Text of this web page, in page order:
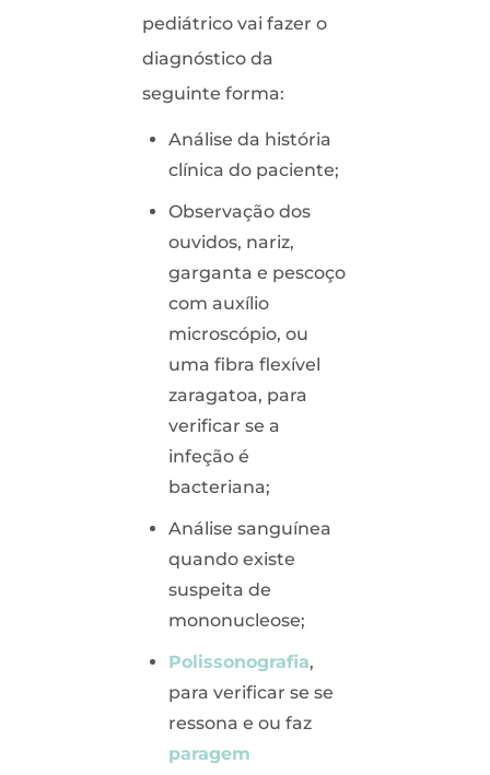
pediátrico vai fazer o
diagnóstico da
seguinte forma:
Análise da história
clínica do paciente;
Observação dos
ouvidos, nariz,
garganta e pescoço
com auxílio
microscópio, ou
uma fibra flexível
zaragatoa, para
verificar se a
infeção é
bacteriana;
Análise sanguínea
quando existe
suspeita de
mononucleose;
Polissonografia,
para verificar se se
ressona e ou faz
paragem